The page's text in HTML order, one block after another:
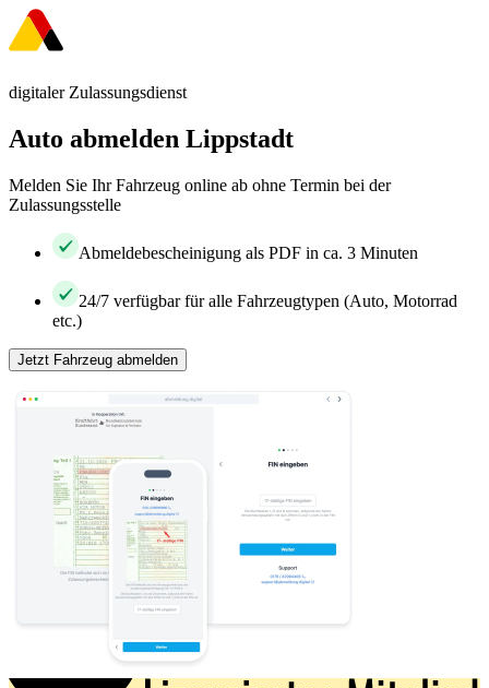
digitaler Zulassungsdienst
Auto abmelden Lippstadt
Melden Sie Ihr Fahrzeug online ab ohne Termin bei der
Zulassungsstelle
Abmeldebescheinigung als PDF in ca. 3 Minuten
24/7 verfügbar für alle Fahrzeugtypen (Auto, Motorrad
etc.)
Jetzt Fahrzeug abmelden